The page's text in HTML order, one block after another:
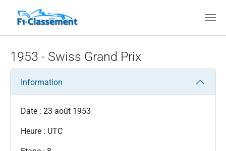
1953 - Swiss Grand Prix
Information
Date : 23 août 1953
Heure : UTC